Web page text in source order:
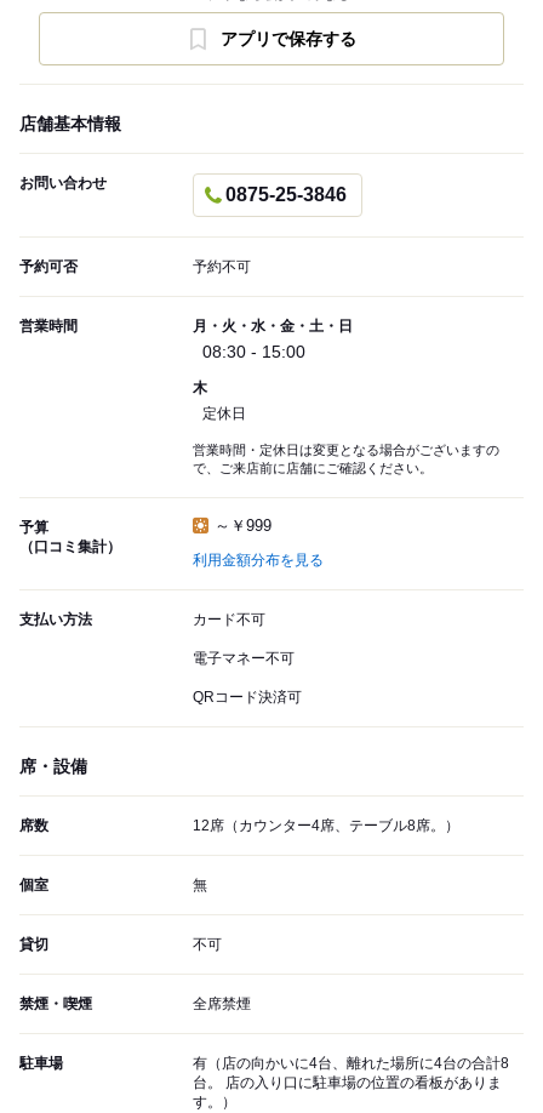
アプリで保存する
店舗基本情報
お問い合わせ
0875-25-3846
予約可否 予約不可
営業時間 月・火・水・金・土・日
08:30 - 15:00
木
定休日
営業時間・定休日は変更となる場合がございますの
で、ご来店前に店舗にご確認ください。
予算
（口コミ集計）
～￥999
利用金額分布を見る
支払い方法 カード不可
電子マネー不可
QRコード決済可
席・設備
席数 12席（カウンター4席、テーブル8席。）
個室 無
貸切 不可
禁煙・喫煙 全席禁煙
駐車場
有（店の向かいに4台、離れた場所に4台の合計8
台。 店の入り口に駐車場の位置の看板がありま
す。）